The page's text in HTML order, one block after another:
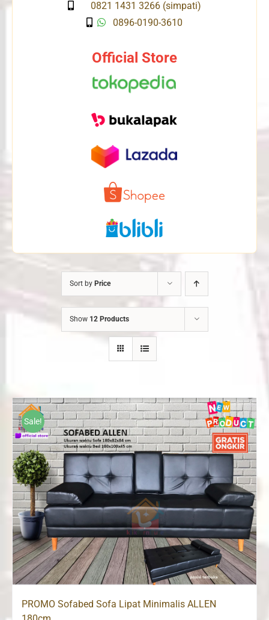
0821 1431 3266 (simpati)
0896-0190-3610
Official Store
Sort by Price
Show 12 Products
Sale!
PROMO Sofabed Sofa Lipat Minimalis ALLEN